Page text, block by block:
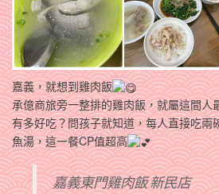
嘉義，就想到雞肉飯
承億商旅旁一整排的雞肉飯，就屬這間人
有多好吃？問孩子就知道，每人直接吃兩
魚湯，這一餐CP值超高
嘉義東門雞肉飯 新民店